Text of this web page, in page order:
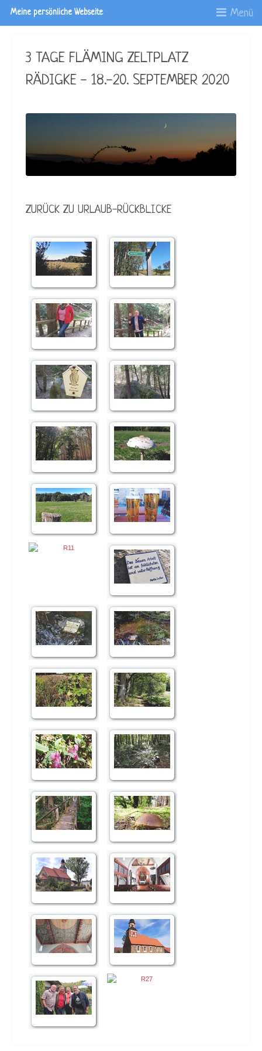
Meine persönliche Webseite Menü
3 TAGE FLÄMING ZELTPLATZ
RÄDIGKE - 18.-20. SEPTEMBER 2020
ZURÜCK ZU URLAUB-RÜCKBLICKE